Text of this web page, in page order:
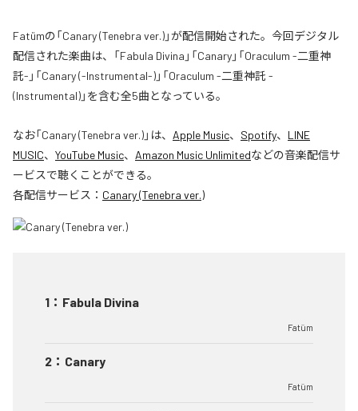
Fatümの「Canary (Tenebra ver.)」が配信開始された。今回デジタル
配信された楽曲は、「Fabula Divina」「Canary」「Oraculum -二重神
託-」「Canary (-Instrumental-)」「Oraculum -二重神託 -
(Instrumental)」を含む全5曲となっている。
なお「Canary (Tenebra ver.)」は、 Apple Music、 Spotify、 LINE
MUSIC、 YouTube Music、 Amazon Music Unlimitedなどの音楽配信サ
ービスで聴くことができる。
各配信サービス： Canary (Tenebra ver.)
1 ： Fabula Divina
Fatüm
2 ： Canary
Fatüm